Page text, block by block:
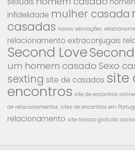
infidelidade mulher casada
casadas novas sensações
relacionamento extraconjugais
Second Love
um homem casadoSexo
sexting site de casados site
encontros site de encontros online
de relacionamentos sites de encontros em
relacionamento site traicao gratuito